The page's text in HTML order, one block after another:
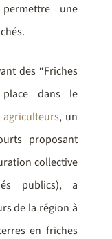
une
des “Friches
dans le
agriculteurs, un
proposant
collective
publics), a
de la région à
en friches